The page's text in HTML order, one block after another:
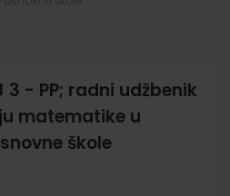
3 - PP; radni udžbenik
matematike u
škole